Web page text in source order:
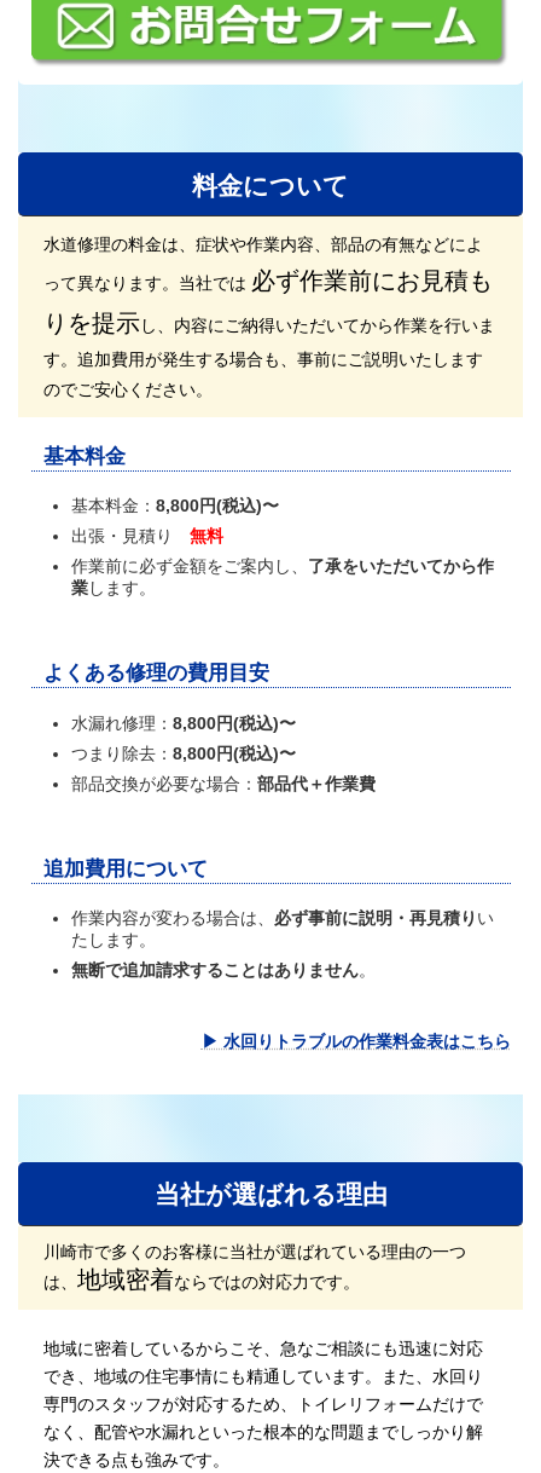
料金について
水道修理の料金は、症状や作業内容、部品の有無などによ
って異なります。 当社では 必ず作業前にお見積も
りを提示し、内容にご納得いただいてから作業を行いま
す。 追加費用が発生する場合も、事前にご説明いたします
のでご安心ください。
基本料金
基本料金：8,800円(税込)〜
出張・見積り無料
作業前に必ず金額をご案内し、 了承をいただいてから作
業します。
よくある修理の費用目安
水漏れ修理：8,800円(税込)〜
つまり除去：8,800円(税込)〜
部品交換が必要な場合：部品代＋作業費
追加費用について
作業内容が変わる場合は、 必ず事前に説明・再見積り い
たします。
無断で追加請求することはありません。
▶ 水回りトラブルの作業料金表はこちら
当社が選ばれる理由
川崎市で多くのお客様に当社が選ばれている理由の一つ
は、 地域密着ならではの対応力です。
地域に密着しているからこそ、急なご相談にも迅速に対応
でき、地域の住宅事情にも精通しています。また、水回り
専門のスタッフが対応するため、トイレリフォームだけで
なく、配管や水漏れといった根本的な問題までしっかり解
決できる点も強みです。